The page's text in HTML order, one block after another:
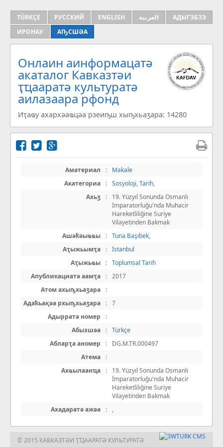
TÜRKÇE РУССКИЙ ENGLISH العربية
АДЫГЭБЗЭ
ИРОНАУ
АҦСШӘА
Онлаин аинформацатә
aкаталог Кавказтәи
ҭҵааратә культуратә
аилазаара рфонд
Иҭаҩу ахархәаҩцәа рзеиҧш хыҧхьаӡара: 14280
Аматериал :
Makale
Акатегориа
: Sosyoloji,Tarih,
Ахьӡ
:
19. Yüzyıl Sonunda Osmanlı
İmparatorluğu'nda Muhacir
Hareketliliğine Suriye
Vilayetinden Bakmak
Ашәҟәыҩҩы
: Tuna Başıbek,
Аҭыжьымҭа
: İstanbul
Аҭыжьҩы
: Toplumsal Tarih
Апубликациатә аамҭа
: 2017
Атом ахыҧхьаӡара
:
Адаҟьақәа рхыҧхьаӡара
: 7
Адырратә номер
:
Абызшәа
: Türkçe
Абларҭа аномер
:
DG.M.TR.000497
Атема
:
Ахҩылаанҵа
:
19. Yüzyıl Sonunda Osmanlı
İmparatorluğu'nda Muhacir
Hareketliliğine Suriye
Vilayetinden Bakmak
Ахадаратә ажәа
: ,
© 2015 КАВКАЗТӘИ ҬҴААРАТӘ КУЛЬТУРАТӘ